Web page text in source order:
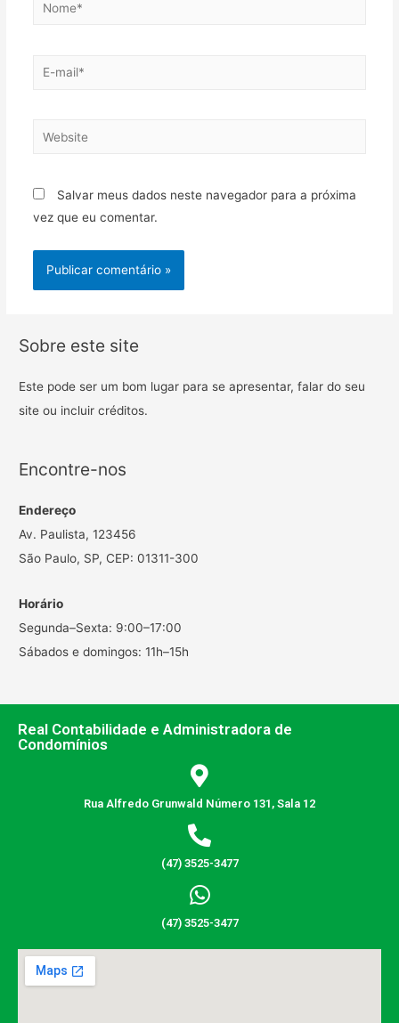
Salvar meus dados neste navegador para a próxima
vez que eu comentar.
Sobre este site
Este pode ser um bom lugar para se apresentar, falar do seu
site ou incluir créditos.
Encontre-nos
Endereço
Av. Paulista, 123456
São Paulo, SP, CEP: 01311-300
Horário
Segunda–Sexta: 9:00–17:00
Sábados e domingos: 11h–15h
Real Contabilidade e Administradora de
Condomínios
Rua Alfredo Grunwald Número 131, Sala 12
(47) 3525-3477
(47) 3525-3477